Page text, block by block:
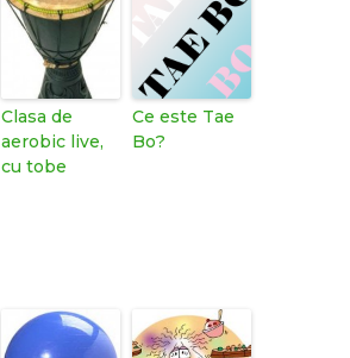
Clasa de
aerobic live,
cu tobe
Ce este Tae
Bo?